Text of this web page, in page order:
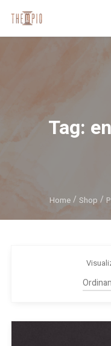
Tag:
Home Shop